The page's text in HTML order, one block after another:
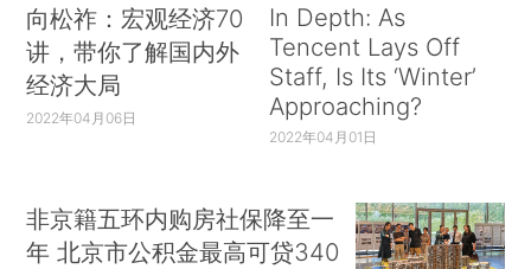
向松祚：宏观经济70
讲，带你了解国内外
经济大局
2022年04月06日
In Depth: As
Tencent Lays Off
Staff, Is Its ‘Winter’
Approaching?
2022年04月01日
非京籍五环内购房社保降至一
年 北京市公积金最高可贷340